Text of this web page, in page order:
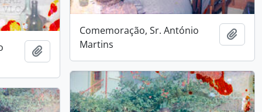
Comemoração, Sr. António
Martins
Add
Add to clipboard